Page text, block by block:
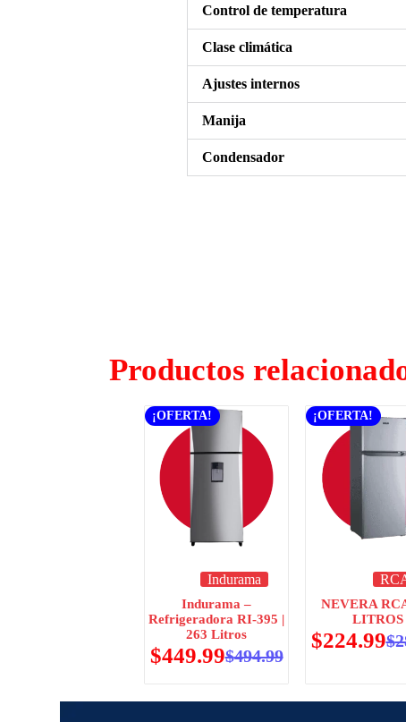
Control de temperatura
Clase climática
Ajustes internos
Manija
Condensador
Productos
¡OFERTA!
Indurama
Indurama –
Refrigeradora RI-395 |
263 Litros
$494.99
$449.99
¡OFERTA!
NEVERA
LITROS
$
$224.99